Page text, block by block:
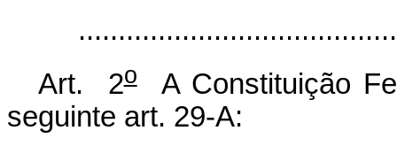
Art. 2oA Constituição
seguinte art. 29-A: